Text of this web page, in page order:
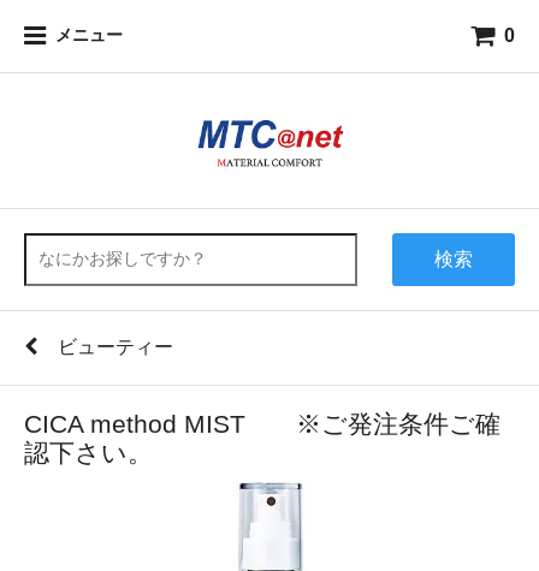
メニュー 0
検索
ビューティー
CICA method MIST ※ご発注条件ご確
認下さい。